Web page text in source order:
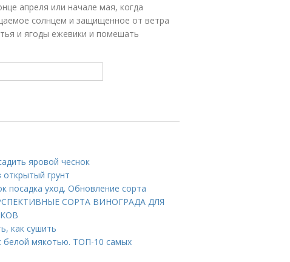
апреля или начале мая, когда
солнцем и защищенное от ветра
и ягоды ежевики и помешать
яровой чеснок
грунт
посадка уход. Обновление сорта
СОРТА ВИНОГРАДА ДЛЯ
как сушить
белой мякотью. ТОП-10 самых